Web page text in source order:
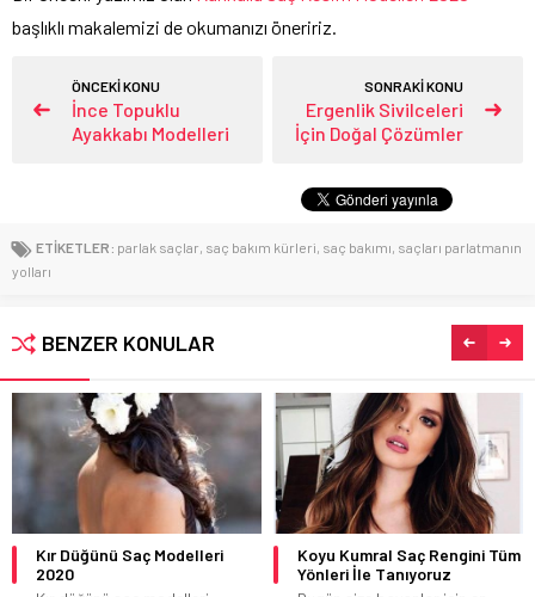
başlıklı makalemizi de okumanızı öneririz.
ÖNCEKİ KONU
İnce Topuklu
Ayakkabı Modelleri
SONRAKİ KONU
Ergenlik Sivilceleri
İçin Doğal Çözümler
ETİKETLER: parlak saçlar, saç bakım kürleri, saç bakımı, saçları parlatmanın
yolları
BENZER KONULAR
Kır Düğünü Saç Modelleri
2020
Koyu Kumral Saç Rengini Tüm
Yönleri İle Tanıyoruz